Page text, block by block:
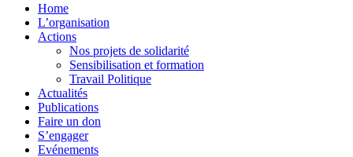
Home
L’organisation
Actions
Nos projets de solidarité
Sensibilisation et formation
Travail Politique
Actualités
Publications
Faire un don
S’engager
Evénements